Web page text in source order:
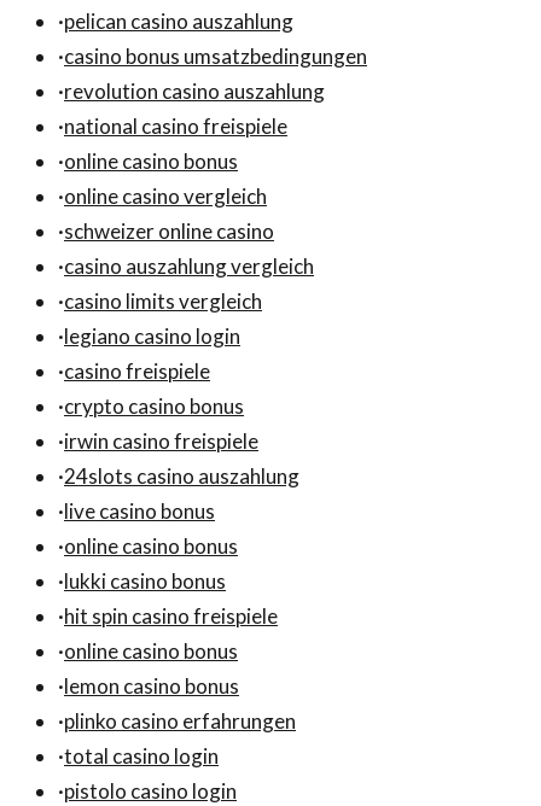
·pelican casino auszahlung
·casino bonus umsatzbedingungen
·revolution casino auszahlung
·national casino freispiele
·online casino bonus
·online casino vergleich
·schweizer online casino
·casino auszahlung vergleich
·casino limits vergleich
·legiano casino login
·casino freispiele
·crypto casino bonus
·irwin casino freispiele
·24slots casino auszahlung
·live casino bonus
·online casino bonus
·lukki casino bonus
·hit spin casino freispiele
·online casino bonus
·lemon casino bonus
·plinko casino erfahrungen
·total casino login
·pistolo casino login